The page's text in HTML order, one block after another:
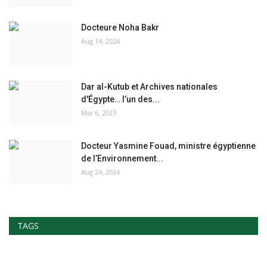
Docteure Noha Bakr
Aug 14, 2024
Dar al-Kutub et Archives nationales
d'Égypte… l’un des...
Mar 6, 2023
Docteur Yasmine Fouad, ministre égyptienne
de l’Environnement...
Aug 24, 2024
TAGS